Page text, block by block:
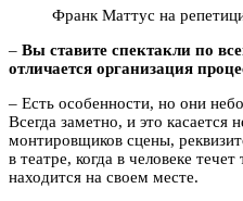
Франк Маттус на
– Вы ставите спектакли по
отличается организация
– Есть особенности, но они
Всегда заметно, и это касается
монтировщиков сцены,
в театре, когда в человеке
находится на своем месте.